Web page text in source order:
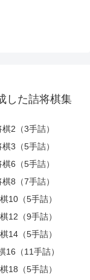
した詰将棋集
2（3手詰）
3（5手詰）
6（5手詰）
8（7手詰）
10（5手詰）
12（9手詰）
14（5手詰）
16（11手詰）
18（5手詰）